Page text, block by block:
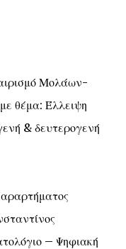
Μολάων-
θέμα: Έλλειψη
& δευτερογενή
– Ψηφιακή